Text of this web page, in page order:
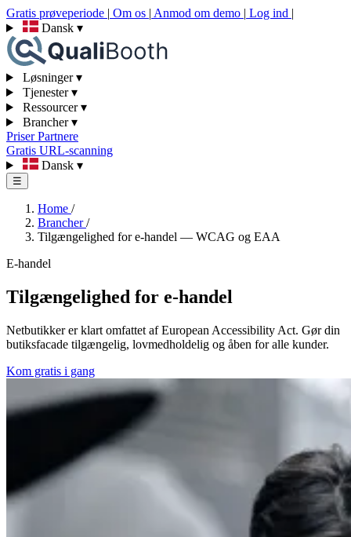
Gratis prøveperiode | Om os | Anmod om demo | Log ind |
Dansk ▾
Løsninger▾
Tjenester▾
Ressourcer▾
Brancher▾
PriserPartnere
Gratis URL-scanning
Dansk ▾
☰
Home /
Brancher/
Tilgængelighed for e-handel — WCAG og EAA
E-handel
Tilgængelighed for e-handel
Netbutikker er klart omfattet af European Accessibility Act. Gør din
butiksfacade tilgængelig, lovmedholdelig og åben for alle kunder.
Kom gratis i gang